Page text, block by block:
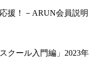
援！－ARUN会員説明